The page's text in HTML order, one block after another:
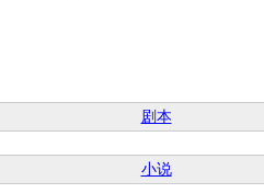
剧本
小说